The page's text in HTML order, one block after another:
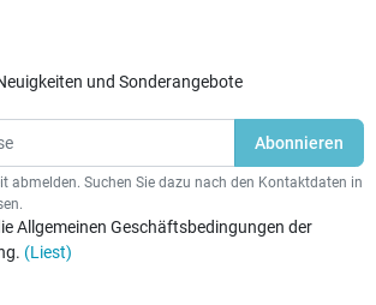
und Sonderangebote
abmelden. Suchen Sie dazu nach den Kontaktdaten in
Allgemeinen Geschäftsbedingungen der
(Liest)